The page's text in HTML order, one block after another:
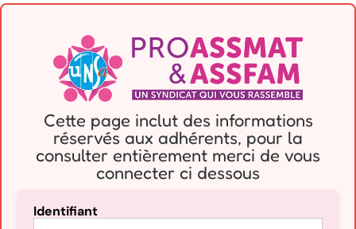
Cette page inclut des informations
réservés aux adhérents, pour la
consulter entièrement merci de vous
connecter ci dessous
Identifiant